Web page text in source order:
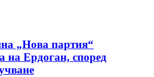
„Нова партия“
на Ердоган, според